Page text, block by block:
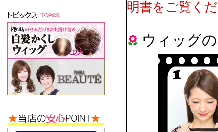
明書をご覧く
ウィッグ